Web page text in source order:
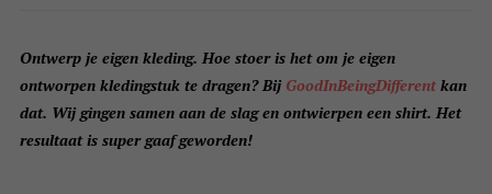
Ontwerp je eigen kleding. Hoe stoer is het om je eigen
ontworpen kledingstuk te dragen? Bij GoodInBeingDifferentkan
dat. Wij gingen samen aan de slag en ontwierpen een shirt. Het
resultaat is super gaaf geworden!